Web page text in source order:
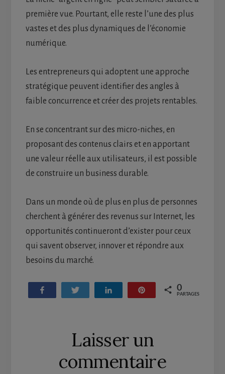
première vue. Pourtant, elle reste l’une des plus
vastes et des plus dynamiques de l’économie
numérique.
Les entrepreneurs qui adoptent une approche
stratégique peuvent identifier des angles à
faible concurrence et créer des projets rentables.
En se concentrant sur des micro-niches, en
proposant des contenus clairs et en apportant
une valeur réelle aux utilisateurs, il est possible
de construire un business durable.
Dans un monde où de plus en plus de personnes
cherchent à générer des revenus sur Internet, les
opportunités continueront d’exister pour ceux
qui savent observer, innover et répondre aux
besoins du marché.
Partagez Tweetez Partagez Enregistrer
0
PARTAGES
Reader
Interactions
Laisser un
commentaire